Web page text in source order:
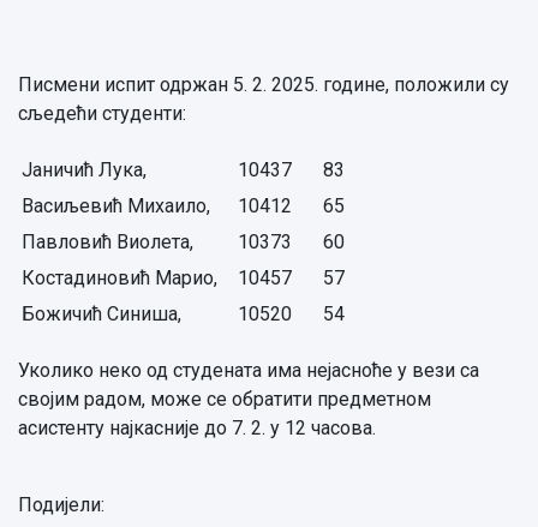
Писмени испит одржан 5. 2. 2025. године, положили су
сљедећи студенти:
Јаничић Лука, 10437
83
Васиљевић Михаило,
10412
65
Павловић Виолета,
10373
60
Костадиновић Марио,
10457
57
Божичић Синиша,
10520 54
Уколико неко од студената има нејасноће у вези са
својим радом, може се обратити предметном
асистенту најкасније до 7. 2. у 12 часова.
Подијели: